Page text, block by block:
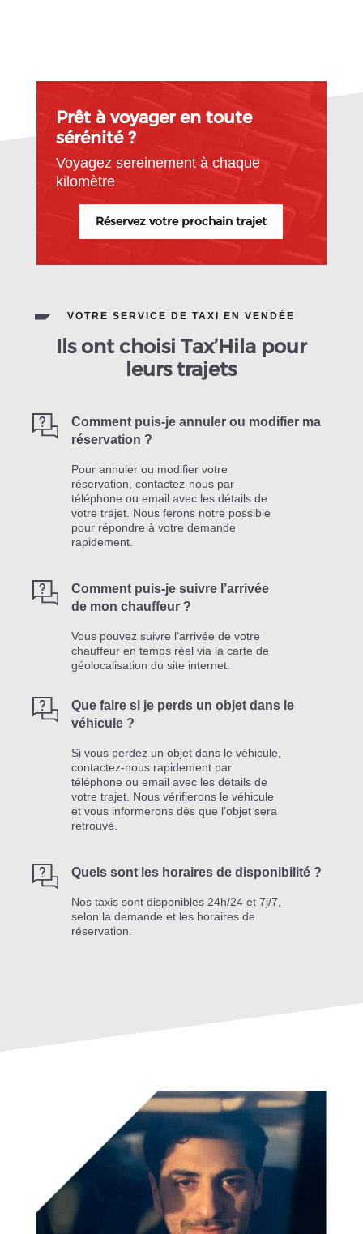
Prêt à voyager en toute
sérénité ?
Voyagez sereinement à chaque
kilomètre
Réservez votre prochain trajet
VOTRE SERVICE DE TAXI EN VENDÉE
Ils ont choisi Tax’Hila pour
leurs trajets
Comment puis-je annuler ou modifier ma
réservation ?
Pour annuler ou modifier votre
réservation, contactez-nous par
téléphone ou email avec les détails de
votre trajet. Nous ferons notre possible
pour répondre à votre demande
rapidement.
Comment puis-je suivre l’arrivée
de mon chauffeur ?
Vous pouvez suivre l’arrivée de votre
chauffeur en temps réel via la carte de
géolocalisation du site internet.
Que faire si je perds un objet dans le
véhicule ?
Si vous perdez un objet dans le véhicule,
contactez-nous rapidement par
téléphone ou email avec les détails de
votre trajet. Nous vérifierons le véhicule
et vous informerons dès que l’objet sera
retrouvé.
Quels sont les horaires de disponibilité ?
Nos taxis sont disponibles 24h/24 et 7j/7,
selon la demande et les horaires de
réservation.